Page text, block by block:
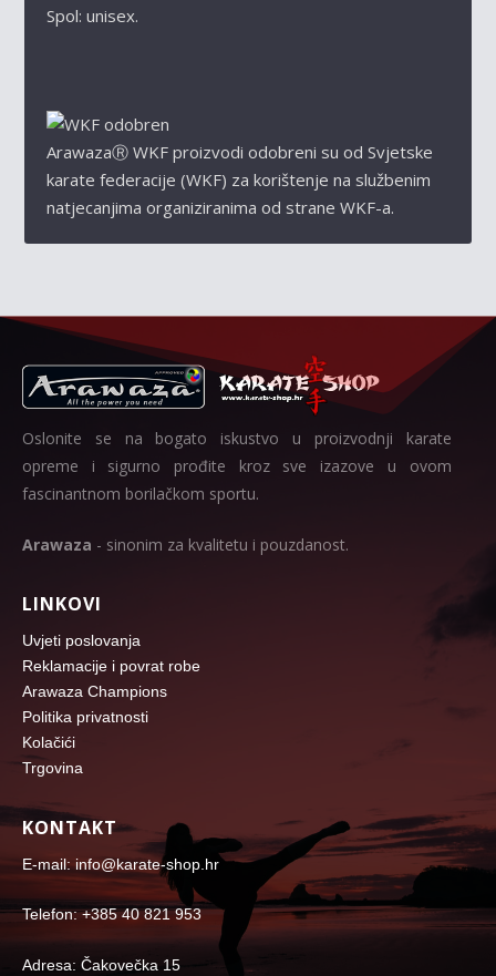
Spol: unisex.
ArawazaⓇ WKF proizvodi odobreni su od Svjetske
karate federacije (WKF) za korištenje na službenim
natjecanjima organiziranima od strane WKF-a.
Oslonite se na bogato iskustvo u proizvodnji karate
opreme i sigurno prođite kroz sve izazove u ovom
fascinantnom borilačkom sportu.
Arawaza - sinonim za kvalitetu i pouzdanost.
LINKOVI
Uvjeti poslovanja
Reklamacije i povrat robe
Arawaza Champions
Politika privatnosti
Kolačići
Trgovina
KONTAKT
E-mail: info@karate-shop.hr
Telefon: +385 40 821 953
Adresa: Čakovečka 15